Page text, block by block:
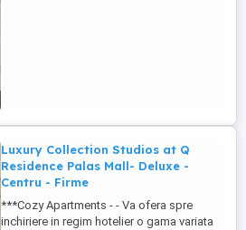
Luxury Collection Studios at Q
Residence Palas Mall- Deluxe -
Centru - Firme
***Cozy Apartments - - Va ofera spre
inchiriere in regim hotelier o gama variata